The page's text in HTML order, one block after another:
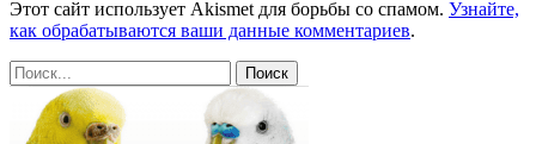
Этот сайт использует Akismet для борьбы со спамом. Узнайте,
как обрабатываются ваши данные комментариев.